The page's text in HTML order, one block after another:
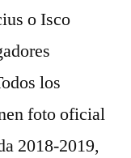
o Isco
los
foto oficial
2018-2019,